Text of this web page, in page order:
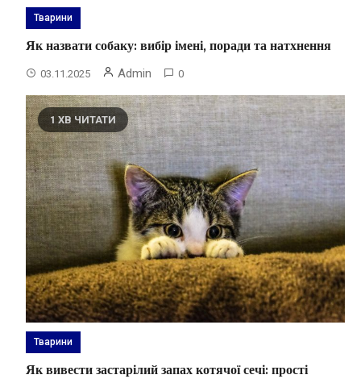
Тварини
Як назвати собаку: вибір імені, поради та натхнення
03.11.2025 Admin 0
1 ХВ ЧИТАТИ
Тварини
Як вивести застарілий запах котячої сечі: прості